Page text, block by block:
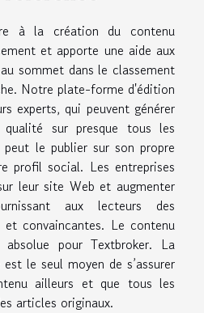
à la création du contenu
et apporte une aide aux
sommet dans le classement
Notre plate-forme d'édition
experts, qui peuvent générer
sur presque tous les
le publier sur son propre
profil social. Les entreprises
leur site Web et augmenter
aux lecteurs des
convaincantes. Le contenu
pour Textbroker. La
le seul moyen de s’assurer
ailleurs et que tous les
articles originaux.